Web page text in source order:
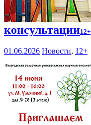
консультации12+
01.06.2026 Новости, 12+